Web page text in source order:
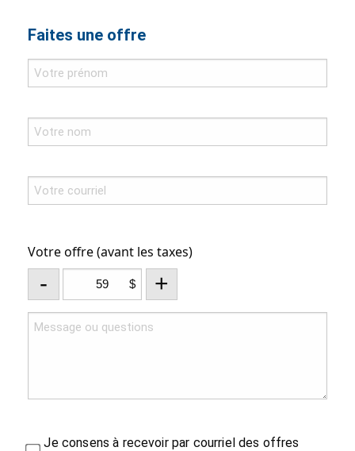
Faites une offre
Votre offre (avant les taxes)
- $ +
Je consens à recevoir par courriel des offres